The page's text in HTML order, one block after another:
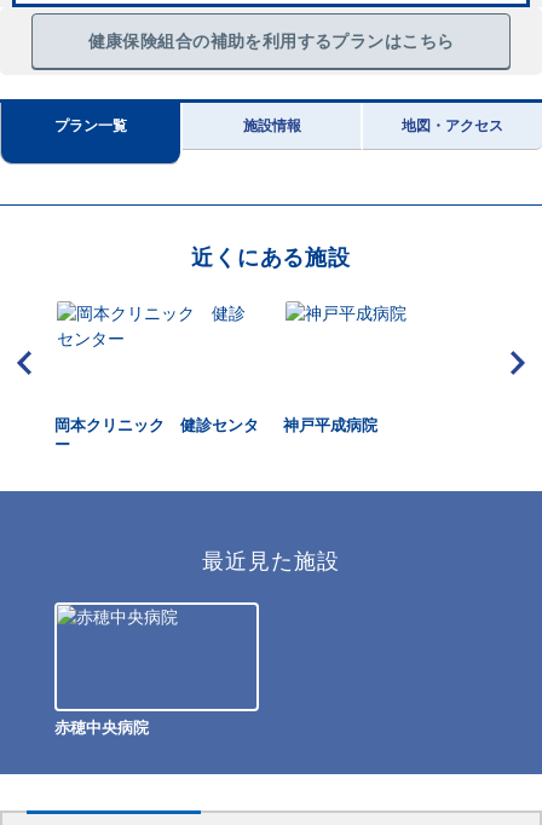
健康保険組合の補助を利用するプランはこちら
プラン一覧 施設情報 地図・アクセス
近くにある施設
岡本クリニック 健診センタ
ー
神戸平成病院
最近見た施設
赤穂中央病院